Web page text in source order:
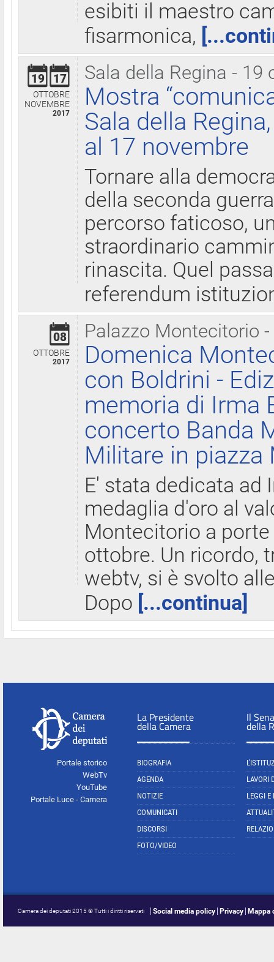
esibiti il maestro
fisarmonica,
Sala della Regina - 19
19 17
OTTOBRE
NOVEMBRE
2017
Mostra
Sala della
al 17 novembre
Tornare alla
della seconda
percorso faticoso,
straordinario
rinascita. Quel
referendum
Palazzo Montecitorio
08
OTTOBRE
2017
Domenica
con Boldrini -
memoria di Irma
concerto Banda
Militare in
E' stata dedicata ad
medaglia d'oro al
Montecitorio a
ottobre. Un ricordo,
webtv, si è svolto
Dopo [...continua]
Portale storico
WebTv
YouTube
Portale Luce - Camera
La Presidente
della Camera
BIOGRAFIA
AGENDA
NOTIZIE
COMUNICATI
DISCORSI
FOTO/VIDEO
Il
della
LAVORI
LEGGI E
Camera dei deputati 2015 © Tutti i diritti riservati Social media policy Privacy Mappa